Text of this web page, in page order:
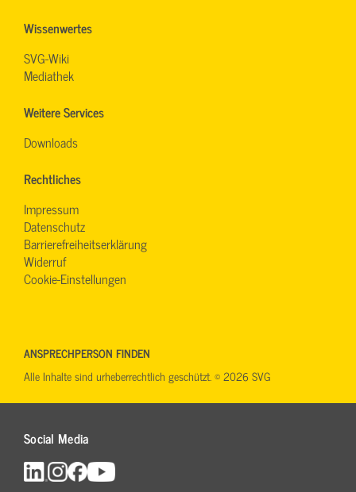
Wissenwertes
SVG-Wiki
Mediathek
Weitere Services
Downloads
Rechtliches
Impressum
Datenschutz
Barrierefreiheitserklärung
Widerruf
Cookie-Einstellungen
Social Media
ANSPRECHPERSON FINDEN
Alle Inhalte sind urheberrechtlich geschützt. © 2026 SVG